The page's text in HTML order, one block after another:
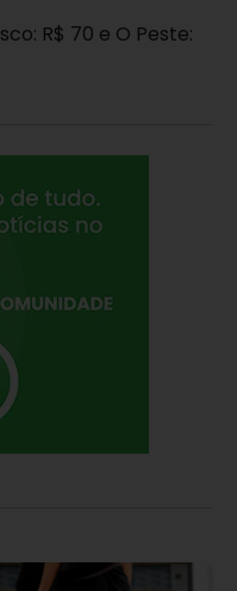
R$ 70 e O Peste: